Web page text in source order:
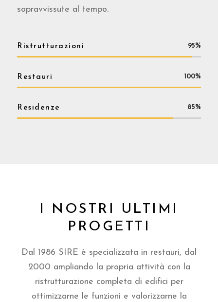
sopravvissute al tempo.
Ristrutturazioni 95%
Restauri 100%
Residenze 85%
I NOSTRI ULTIMI
PROGETTI
Dal 1986 SIRE è specializzata in restauri, dal
2000 ampliando la propria attività con la
ristrutturazione completa di edifici per
ottimizzarne le funzioni e valorizzarne la